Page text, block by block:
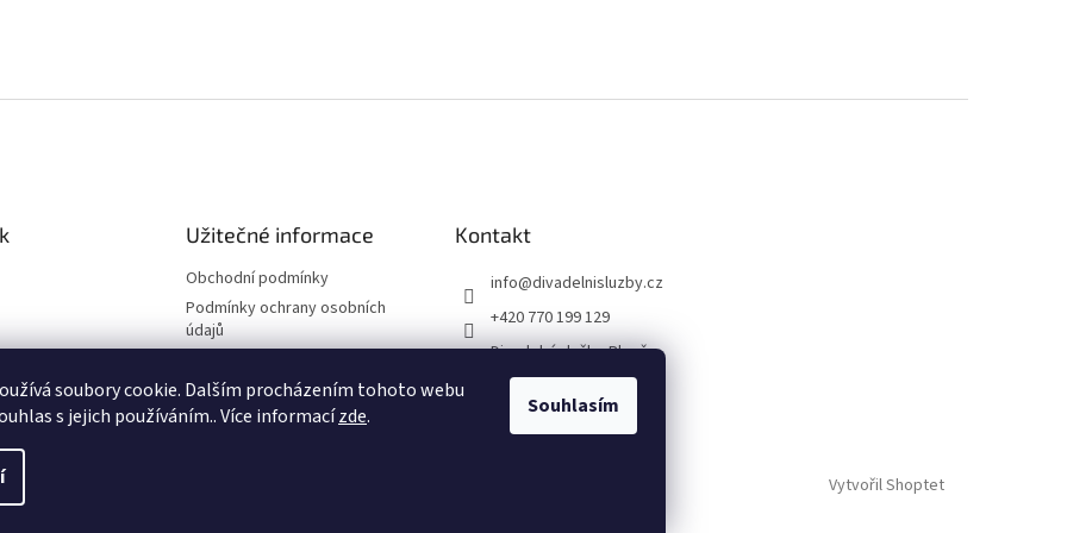
soubory cookie. Dalším procházením tohoto webu
s jejich používáním.. Více informacízde. Souhlasím
Užitečné informace
Obchodní podmínky
Podmínky ochrany osobních
údajů
Reklamační řád
Kontakt
info@divadelnisluzby.cz
+420 770 199 129
Divadelní služby Plzeň
divadelni_sluzby_plzen
Vytvořil Shoptet